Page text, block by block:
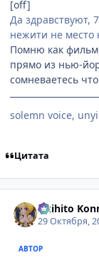
[off]
Да здравствуют,
нежити не
Помню как
прямо из нью-
сомневаетесь
solemn voice,
Цитата
Akihito
29 Октября,
АВТОР